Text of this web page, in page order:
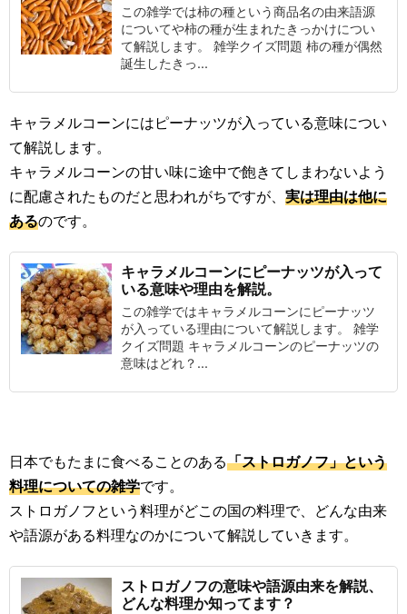
この雑学では柿の種という商品名の由来語源
についてや柿の種が生まれたきっかけについ
て解説します。 雑学クイズ問題 柿の種が偶然
誕生したきっ...
キャラメルコーンにはピーナッツが入っている意味につい
て解説します。
キャラメルコーンの甘い味に途中で飽きてしまわないよう
に配慮されたものだと思われがちですが、 実は理由は他に
あるのです。
キャラメルコーンにピーナッツが入って
いる意味や理由を解説。
この雑学ではキャラメルコーンにピーナッツ
が入っている理由について解説します。 雑学
クイズ問題 キャラメルコーンのピーナッツの
意味はどれ？...
日本でもたまに食べることのある「ストロガノフ」という
料理についての雑学です。
ストロガノフという料理がどこの国の料理で、どんな由来
や語源がある料理なのかについて解説していきます。
ストロガノフの意味や語源由来を解説、
どんな料理か知ってます？